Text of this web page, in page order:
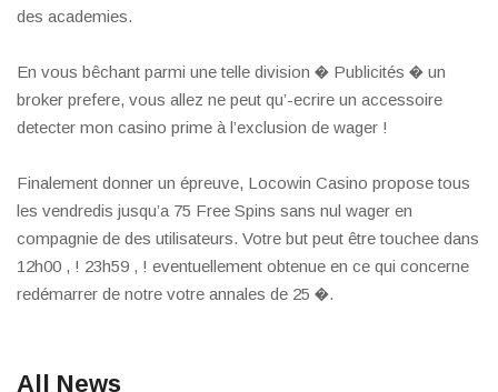
des academies.
En vous bêchant parmi une telle division � Publicités � un
broker prefere, vous allez ne peut qu’-ecrire un accessoire
detecter mon casino prime à l’exclusion de wager !
Finalement donner un épreuve, Locowin Casino propose tous
les vendredis jusqu’a 75 Free Spins sans nul wager en
compagnie de des utilisateurs. Votre but peut être touchee dans
12h00 , ! 23h59 , ! eventuellement obtenue en ce qui concerne
redémarrer de notre votre annales de 25 �.
All News